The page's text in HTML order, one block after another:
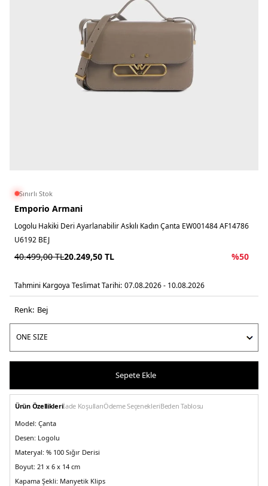
Sınırlı Stok
Emporio Armani
Logolu Hakiki Deri Ayarlanabilir Askılı Kadın Çanta EW001484 AF14786
U6192 BEJ
40.499,00TL20.249,50 TL %50
Tahmini Kargoya Teslimat Tarihi: 07.08.2026 - 10.08.2026
Renk: bej
Sepete Ekle
Ürün Özellikleriİade KoşullarıÖdeme SeçenekleriBeden Tablosu
Model: Çanta
Desen: Logolu
Materyal: % 100 Sığır Derisi
Boyut: 21 x 6 x 14 cm
Kapama Şekli: Manyetik Klips